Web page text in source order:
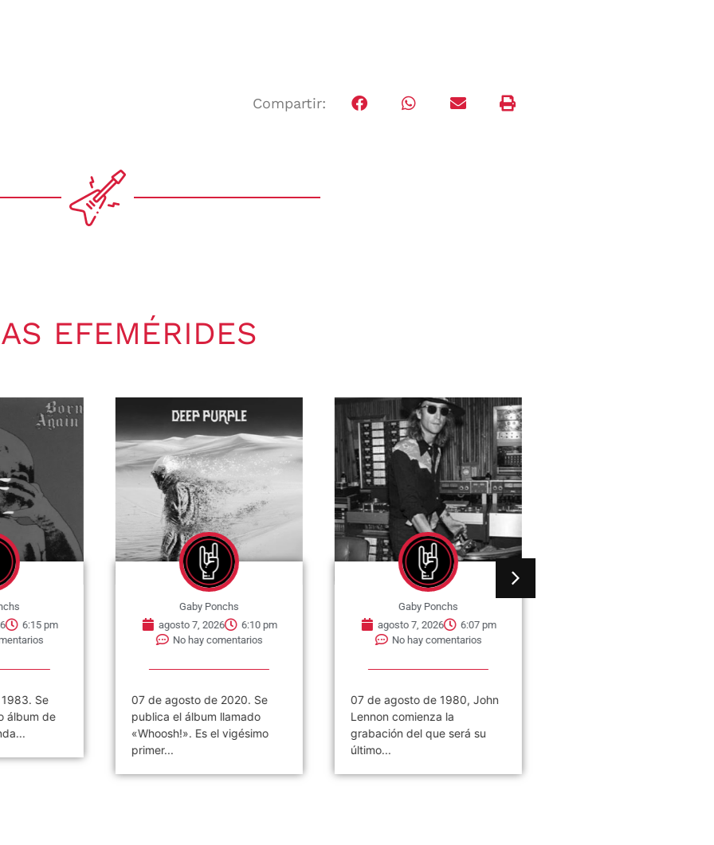
Compartir:
EFEMÉRIDES
6:15 pm
Se
álbum de
Gaby Ponchs
agosto 7, 2026
6:10 pm
No hay comentarios
07 de agosto de 2020. Se
publica el álbum llamado
«Whoosh!». Es el vigésimo
primer...
Gaby Ponchs
agosto 7, 2026
6:07 pm
No hay comentarios
07 de agosto de 1980, John
Lennon comienza la
grabación del que será su
último...